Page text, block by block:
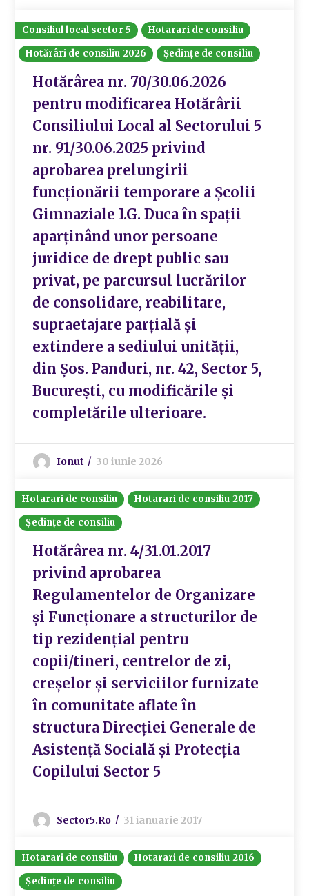
Consiliul local sector 5
Hotarari de consiliu
Hotărâri de consiliu 2026
Ședințe de consiliu
Hotărârea nr. 70/30.06.2026
pentru modificarea Hotărârii
Consiliului Local al Sectorului 5
nr. 91/30.06.2025 privind
aprobarea prelungirii
funcționării temporare a Școlii
Gimnaziale I.G. Duca în spații
aparținând unor persoane
juridice de drept public sau
privat, pe parcursul lucrărilor
de consolidare, reabilitare,
supraetajare parțială și
extindere a sediului unității,
din Șos. Panduri, nr. 42, Sector 5,
București, cu modificările și
completările ulterioare.
Ionut 30 iunie 2026
Hotarari de consiliu
Hotarari de consiliu 2017
Ședințe de consiliu
Hotărârea nr. 4/31.01.2017
privind aprobarea
Regulamentelor de Organizare
și Funcționare a structurilor de
tip rezidențial pentru
copii/tineri, centrelor de zi,
creșelor și serviciilor furnizate
în comunitate aflate în
structura Direcției Generale de
Asistență Socială și Protecția
Copilului Sector 5
Sector5.ro 31 ianuarie 2017
Hotarari de consiliu
Hotarari de consiliu 2016
Ședințe de consiliu